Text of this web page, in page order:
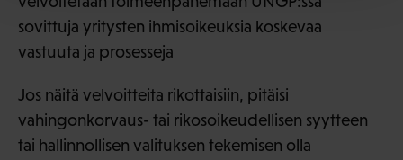
sovittuja yritysten ihmisoikeuksia koskevaa
vastuuta ja prosesseja
Jos näitä velvoitteita rikottaisiin, pitäisi
vahingonkorvaus- tai rikosoikeudellisen syytteen
tai hallinnollisen valituksen tekemisen olla